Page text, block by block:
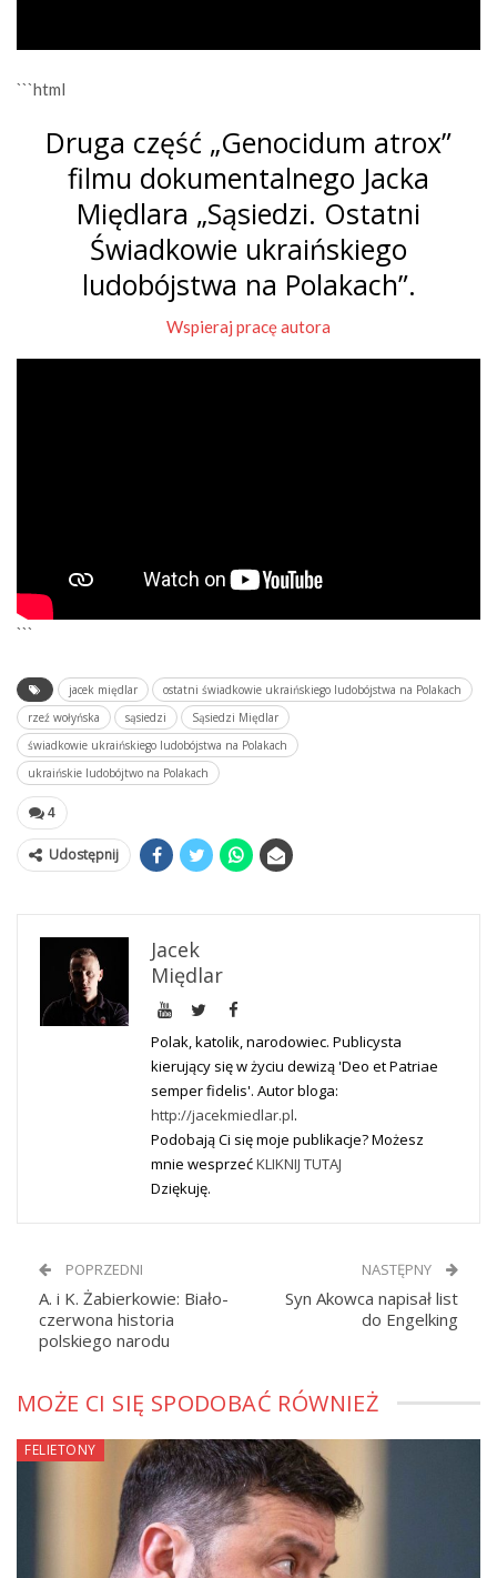
```html
Druga część „Genocidum atrox”
filmu dokumentalnego Jacka
Międlara „Sąsiedzi. Ostatni
Świadkowie ukraińskiego
ludobójstwa na Polakach”.
Wspieraj pracę autora
```
jacek międlar
ostatni świadkowie ukraińskiego ludobójstwa na Polakach
rzeź wołyńska
sąsiedzi
Sąsiedzi Międlar
świadkowie ukraińskiego ludobójstwa na Polakach
ukraińskie ludobójtwo na Polakach
4
Udostępnij
Jacek
Międlar
Polak, katolik, narodowiec. Publicysta
kierujący się w życiu dewizą 'Deo et Patriae
semper fidelis'. Autor bloga:
http://jacekmiedlar.pl.
Podobają Ci się moje publikacje? Możesz
mnie wesprzećKLIKNIJ TUTAJ
Dziękuję.
POPRZEDNI
A. i K. Żabierkowie: Biało-
czerwona historia
polskiego narodu
NASTĘPNY
Syn Akowca napisał list
do Engelking
MOŻE CI SIĘ SPODOBAĆ RÓWNIEŻ
FELIETONY